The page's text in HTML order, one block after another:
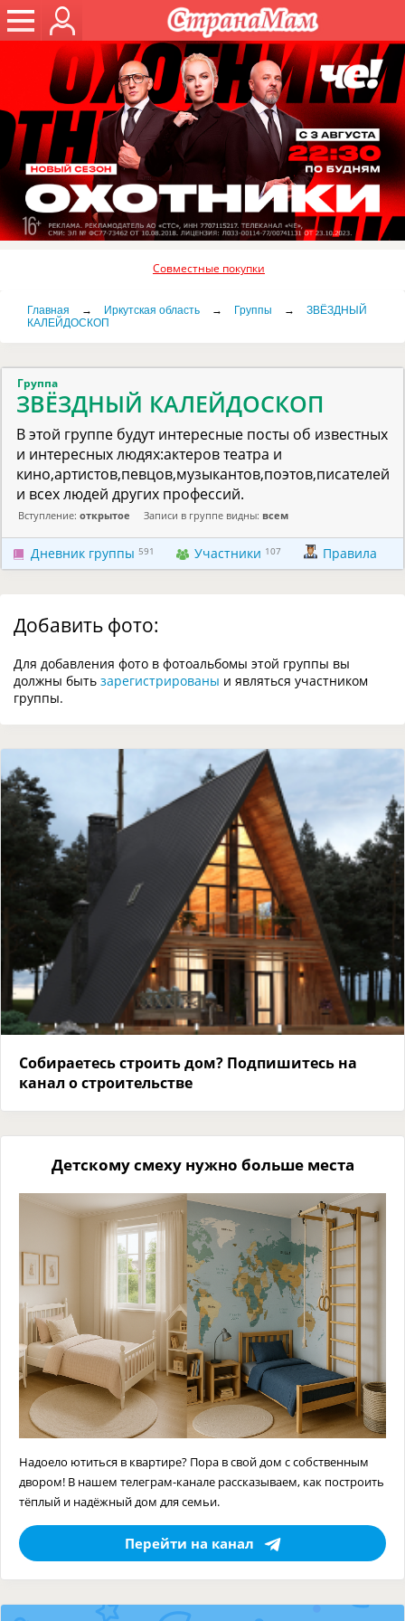
Совместные покупки
Главная → Иркутская область → Группы →
ЗВЁЗДНЫЙ
КАЛЕЙДОСКОП
Группа
ЗВЁЗДНЫЙ КАЛЕЙДОСКОП
В этой группе будут интересные посты об известных
и интересных людях:актеров театра и
кино,артистов,певцов,музыкантов,поэтов,писателей
и всех людей других профессий.
Вступление: открытое Записи в группе видны: всем
Дневник группы 591 Участники 107 Правила
Добавить фото:
Для добавления фото в фотоальбомы этой группы вы
должны быть зарегистрированы и являться участником
группы.
Собираетесь строить дом? Подпишитесь на
канал о строительстве
Детскому смеху нужно больше места
Надоело ютиться в квартире? Пора в свой дом с собственным
двором! В нашем телеграм-канале рассказываем, как построить
тёплый и надёжный дом для семьи.
Перейти на канал